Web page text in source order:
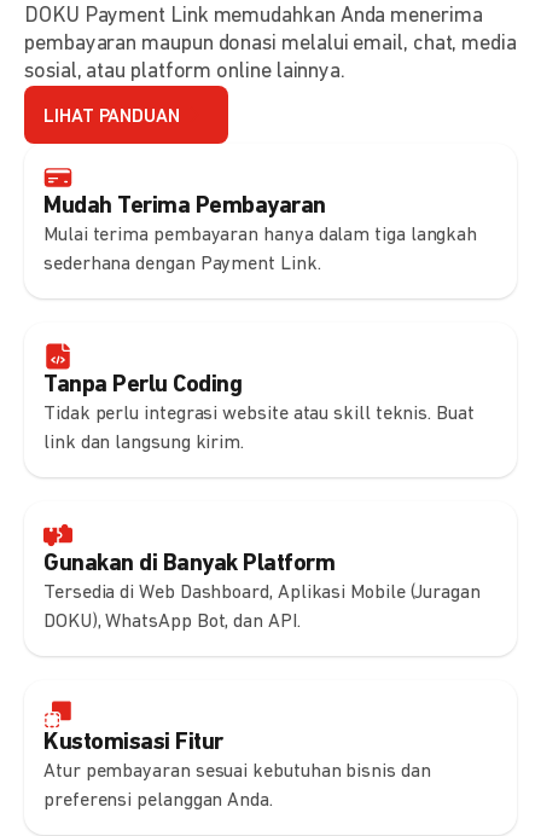
Mudah Terima Pembayaran
Mulai terima pembayaran hanya dalam tiga langkah
sederhana dengan Payment Link.
Tanpa Perlu Coding
Tidak perlu integrasi website atau skill teknis. Buat
link dan langsung kirim.
Gunakan di Banyak Platform
Tersedia di Web Dashboard, Aplikasi Mobile (Juragan
DOKU), WhatsApp Bot, dan API.
Kustomisasi Fitur
Atur pembayaran sesuai kebutuhan bisnis dan
preferensi pelanggan Anda.
DOKU Payment Link memudahkan Anda menerima
pembayaran maupun donasi melalui email, chat, media
sosial, atau platform online lainnya.
LIHAT PANDUAN